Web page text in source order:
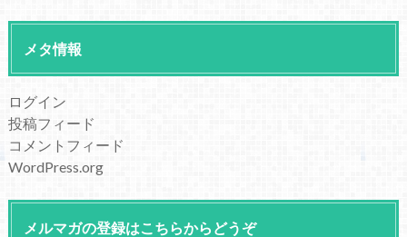
メタ情報
ログイン
投稿フィード
コメントフィード
WordPress.org
メルマガの登録はこちらからどうぞ